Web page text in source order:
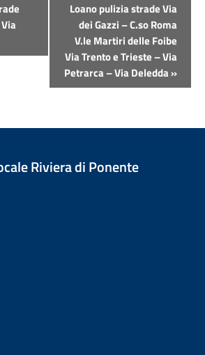
Loano pulizia strade Via
dei Gazzi – C.so Roma
V.le Martiri delle Foibe
Via Trento e Trieste – Via
Petrarca – Via Deledda»
Riviera di Ponente